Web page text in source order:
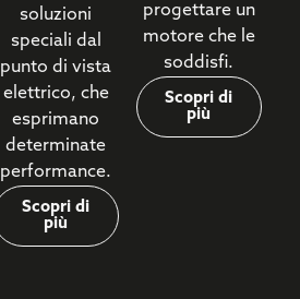
soluzioni
speciali dal
punto di vista
elettrico, che
esprimano
determinate
performance.
Scopri di
più
progettare un
motore che le
soddisfi.
Scopri di
più